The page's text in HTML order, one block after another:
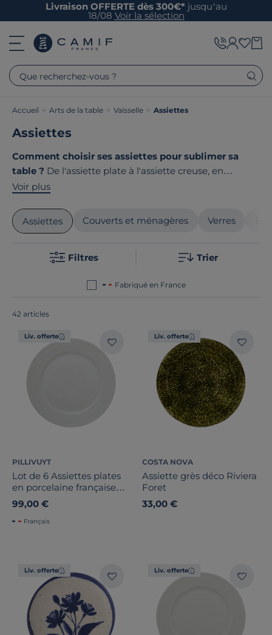
Livraison OFFERTE dès 300€* jusqu’au
18/08 Voir la sélection
Que recherchez-vous ?
Accueil > Arts de la table > Vaisselle > Assiettes
Assiettes
Comment choisir ses assiettes pour sublimer sa
table ? De l'assiette plate à l'assiette creuse, en
passant par l'assiette à risotto, chaque modèle a sa
Pratiques et élégantes, nos assiettes s'adaptent à tous
les styles de cuisine et de décoration. Le point
France ou en Europe
Voir plus
Assiettes Couverts et ménagères Verres
Filtres Trier
Fabriqué en France
42 articles
Liv. offerte
PILLIVUYT
Lot de 6 Assiettes plates
en porcelaine française
Plissé
99,00 €
Français
Liv. offerte
COSTA NOVA
Assiette grès déco Riviera
Foret
33,00 €
Liv. offerte Liv. offerte
Largeur
Hauteur
Marque